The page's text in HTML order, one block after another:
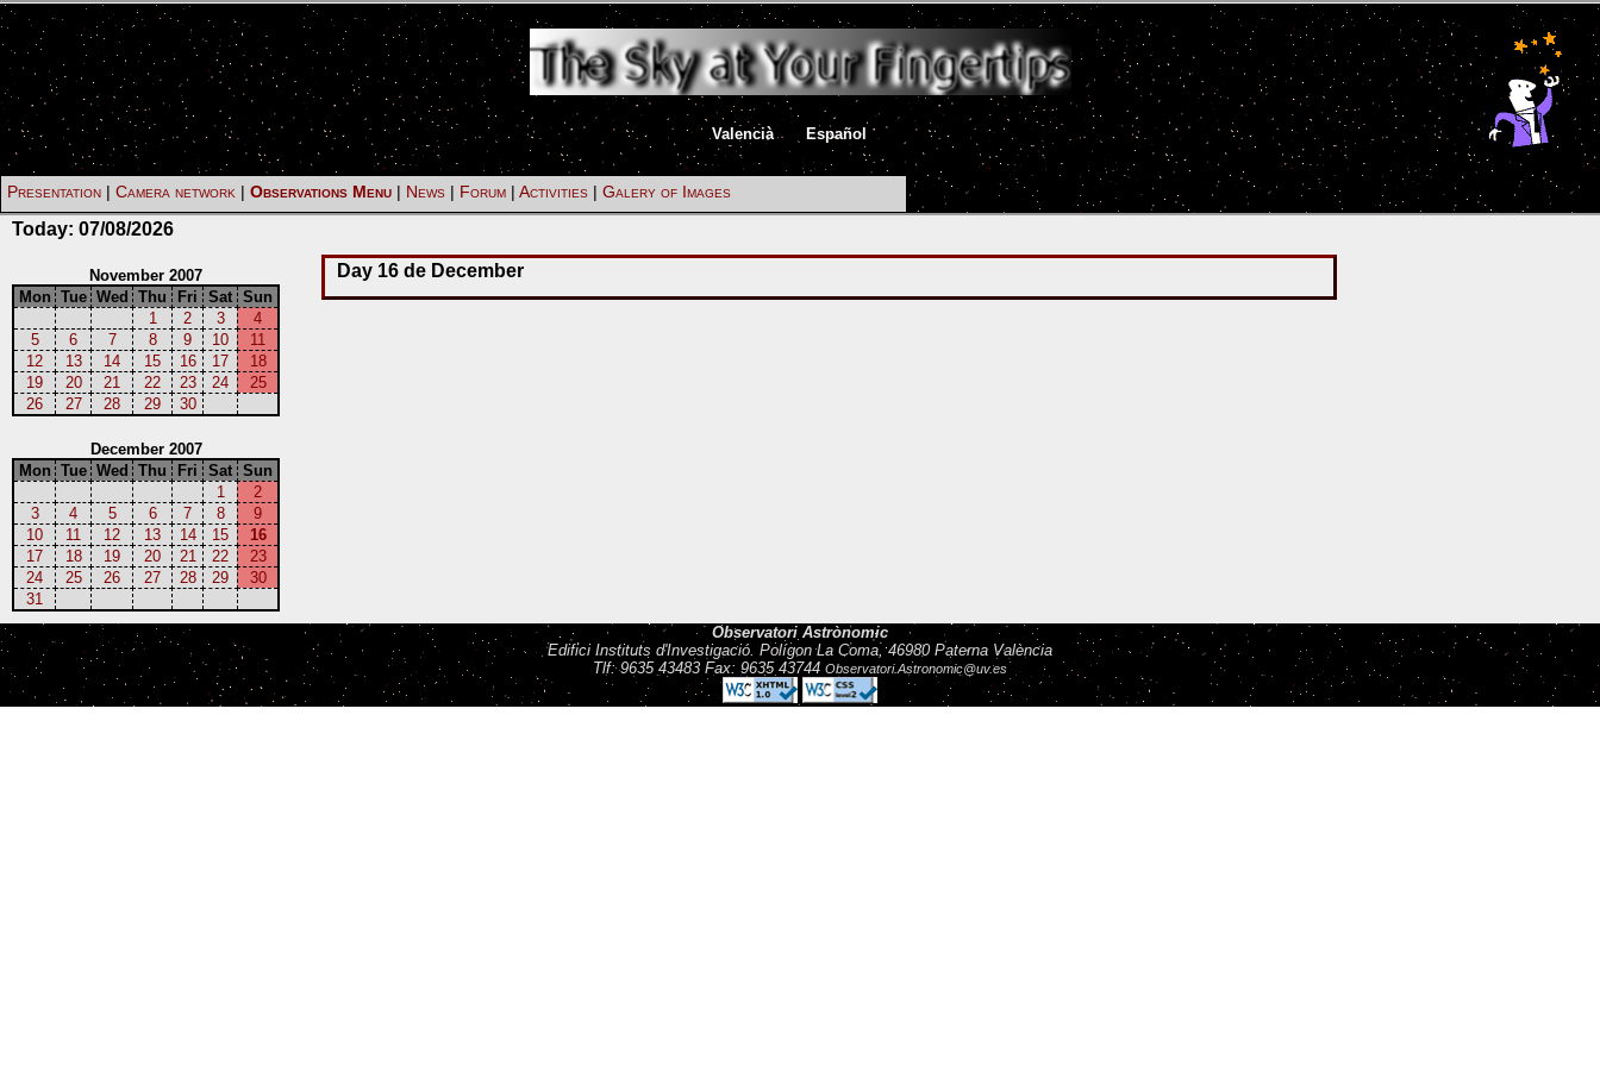
Valencià| Español |
Presentation | Camera network | Observations Menu | News | Forum | Activities | Galery of Images
Today: 07/08/2026
November 2007
Mon Tue Wed Thu Fri Sat Sun
1
2 3
4
5
6 7 8 9 10
11
12
13 14 15 16 17
18
19
20 21 22 23 24
25
26
27 28 29 30
December 2007
Mon Tue Wed Thu Fri Sat Sun
1
2
3
4 5 6 7 8
9
10
11 12 13 14 15
16
17
18 19 20 21 22
23
24
25 26 27 28 29
30
31
Day 16 de December
Observatori Astrònomic
Edifici Instituts d'Investigació. Polígon La Coma, 46980 Paterna València
Tlf: 9635 43483 Fax: 9635 43744 Observatori.Astronomic@uv.es